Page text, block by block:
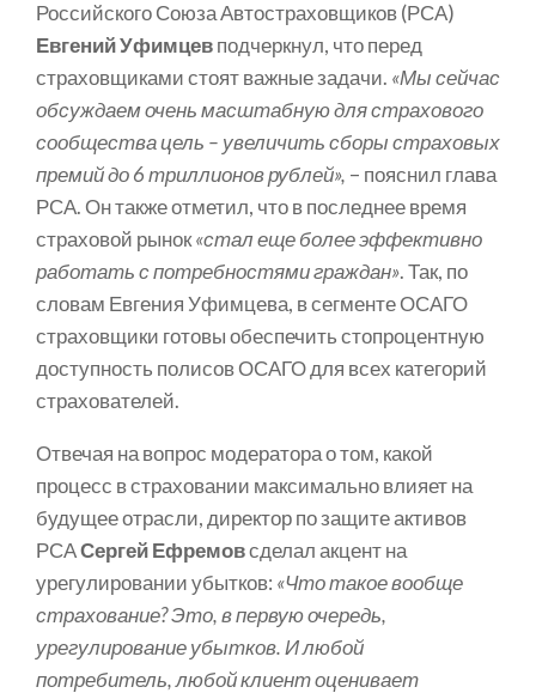
Российского Союза Автостраховщиков (РСА)
Евгений Уфимцевподчеркнул, что перед
страховщиками стоят важные задачи. «Мы сейчас
обсуждаем очень масштабную для страхового
сообщества цель – увеличить сборы страховых
премий до 6 триллионов рублей», – пояснил глава
РСА. Он также отметил, что в последнее время
страховой рынок«стал еще более эффективно
работать с потребностями граждан». Так, по
словам Евгения Уфимцева, в сегменте ОСАГО
страховщики готовы обеспечить стопроцентную
доступность полисов ОСАГО для всех категорий
страхователей.
Отвечая на вопрос модератора о том, какой
процесс в страховании максимально влияет на
будущее отрасли, директор по защите активов
РСАСергей Ефремовсделал акцент на
урегулировании убытков: «Что такое вообще
страхование? Это, в первую очередь,
урегулирование убытков. И любой
потребитель, любой клиент оценивает